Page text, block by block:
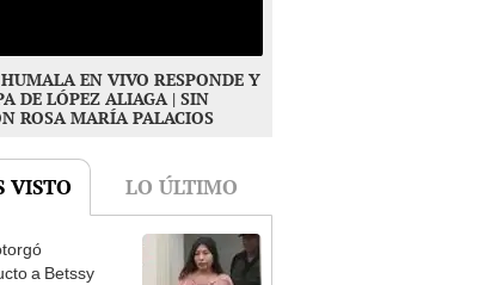
EN VIVO RESPONDE Y
DE LÓPEZ ALIAGA | SIN
ROSA MARÍA PALACIOS
VISTO LO ÚLTIMO
a Betssy